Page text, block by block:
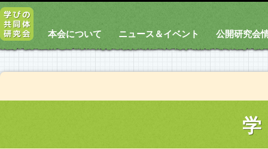
本会について ニュース＆イベント 公開研究会